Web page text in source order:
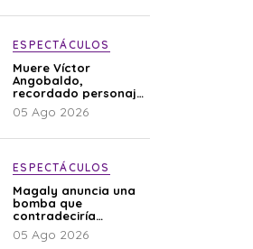
ESPECTÁCULOS
Muere Víctor
Angobaldo,
recordado personaje
de la farándula y
expareja de Shirley
05 Ago 2026
ESPECTÁCULOS
Magaly anuncia una
bomba que
contradeciría
comunicado de La
Bella Luz: “Hay un
05 Ago 2026